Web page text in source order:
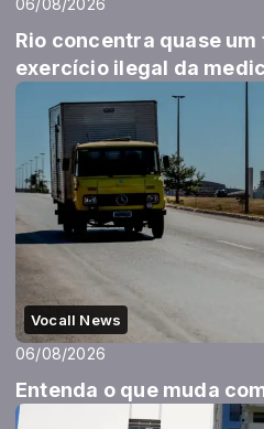
06/08/2026
Rio concentra quase
exercício ilegal da
Vocall News
06/08/2026
Entenda o que muda